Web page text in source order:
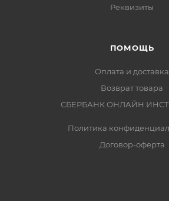
Реквизиты
ПОМОЩЬ
Оплата и доставка
Возврат товара
СБЕРБАНК ОНЛАЙН
Политика
Договор-оферта